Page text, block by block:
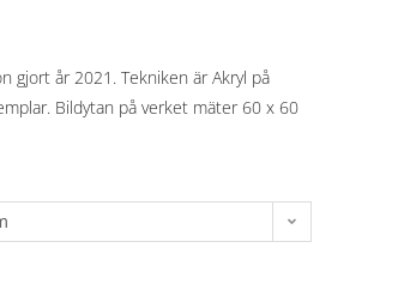
gjort år 2021. Tekniken är Akryl på
Bildytan på verket mäter 60 x 60